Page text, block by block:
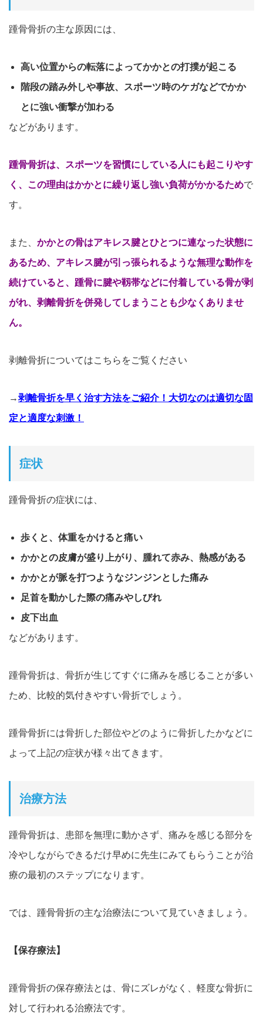
踵骨骨折の主な原因には、
高い位置からの転落によってかかとの打撲が起こる
階段の踏み外しや事故、スポーツ時のケガなどでかか
とに強い衝撃が加わる
などがあります。
踵骨骨折は、スポーツを習慣にしている人にも起こりやす
く、この理由はかかとに繰り返し強い負荷がかかるためで
す。
また、 かかとの骨はアキレス腱とひとつに連なった状態に
あるため、アキレス腱が引っ張られるような無理な動作を
続けていると、踵骨に腱や靱帯などに付着している骨が剥
がれ、剥離骨折を併発してしまうことも少なくありませ
ん。
剥離骨折についてはこちらをご覧ください
→剥離骨折を早く治す方法をご紹介！大切なのは適切な固
定と適度な刺激！
症状
踵骨骨折の症状には、
歩くと、体重をかけると痛い
かかとの皮膚が盛り上がり、腫れて赤み、熱感がある
かかとが脈を打つようなジンジンとした痛み
足首を動かした際の痛みやしびれ
皮下出血
などがあります。
踵骨骨折は、骨折が生じてすぐに痛みを感じることが多い
ため、比較的気付きやすい骨折でしょう。
踵骨骨折には骨折した部位やどのように骨折したかなどに
よって上記の症状が様々出てきます。
治療方法
踵骨骨折は、患部を無理に動かさず、痛みを感じる部分を
冷やしながらできるだけ早めに先生にみてもらうことが治
療の最初のステップになります。
では、踵骨骨折の主な治療法について見ていきましょう。
【保存療法】
踵骨骨折の保存療法とは、骨にズレがなく、軽度な骨折に
対して行われる治療法です。